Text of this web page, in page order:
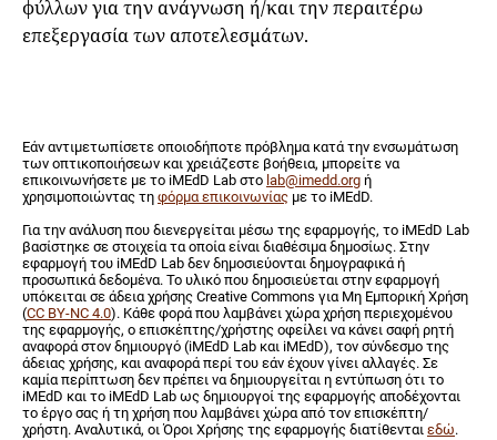
φύλλων για την ανάγνωση ή/και την περαιτέρω
επεξεργασία των αποτελεσμάτων.
Εάν αντιμετωπίσετε οποιοδήποτε πρόβλημα κατά την ενσωμάτωση
των οπτικοποιήσεων και χρειάζεστε βοήθεια, μπορείτε να
επικοινωνήσετε με το iMEdD Lab στο lab@imedd.org ή
χρησιμοποιώντας τη φόρμα επικοινωνίας με το iMEdD.
Για την ανάλυση που διενεργείται μέσω της εφαρμογής, το iMEdD Lab
βασίστηκε σε στοιχεία τα οποία είναι διαθέσιμα δημοσίως. Στην
εφαρμογή του iMEdD Lab δεν δημοσιεύονται δημογραφικά ή
προσωπικά δεδομένα. Το υλικό που δημοσιεύεται στην εφαρμογή
υπόκειται σε άδεια χρήσης Creative Commons για Μη Εμπορική Χρήση
(CC BY-NC 4.0). Κάθε φορά που λαμβάνει χώρα χρήση περιεχομένου
της εφαρμογής, ο επισκέπτης/χρήστης οφείλει να κάνει σαφή ρητή
αναφορά στον δημιουργό (iMEdD Lab και iMEdD), τον σύνδεσμο της
άδειας χρήσης, και αναφορά περί του εάν έχουν γίνει αλλαγές. Σε
καμία περίπτωση δεν πρέπει να δημιουργείται η εντύπωση ότι το
iMEdD και το iMEdD Lab ως δημιουργοί της εφαρμογής αποδέχονται
το έργο σας ή τη χρήση που λαμβάνει χώρα από τον επισκέπτη/
χρήστη. Αναλυτικά, οι Όροι Χρήσης της εφαρμογής διατίθενται εδώ.